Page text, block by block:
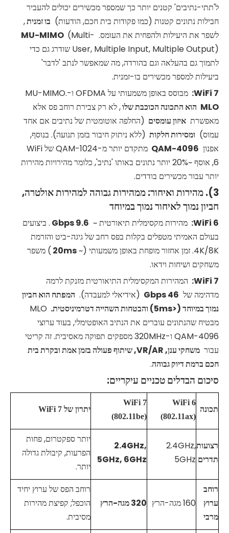
ל'תתי-נתיבים' קטנים יותר כך שמספר מכשירים יכולים להעביר
חבילות נתונים קטנות (כמו פקודות בית חכם, הודעות) בו זמנית,
לשפר את היעילות ולהפחית את העומס.
MU-MIMO (Multi-
User, Multiple Input, Multiple Output) שודרג גם כדי
לתמוך גם בהעלאה וגם בהורדה, מה שמאפשר לנתב 'לדבר'
ביעילות למספר מכשירים בו-זמנית.
WiFi 7:
מבוסס באופן משמעותי על OFDMA ו-MU-MIMO.
MLO הוא התכונה הכוכבת שלו
, לא רק צבירת רוחב פס אלא
מאפשרת איזון עומסים (החלפה אוטומטית של נתיבים אם אחד
עמוס) ומסירות חלקות (ללא ניתוק חיבור בזמן תנועה). בנוסף,
אפנון 4096-QAM
מתקדם יותר מ-1024-QAM של WiFi
6, אוסף ~20% יותר נתונים באותו 'נתיב', כלומר מהירויות מהירות
יותר עבור מכשירים בודדים.
3). מהירות ואיחור: ממהירות גבוהה למהירות אולטרה,
חביון נמוך לאיחור נמוך במיוחד
WiFi 6: מהירות מקסימלית תיאורטית ~ 9.6 Gbps
. ביצועים
בעולם האמיתי מטפלים בקלות בפס רחב של גיגה-ביט והזרמת
4K/8K. זמן אחזור מופחת באופן משמעותי (~
20ms ) משפר
משחקים ושיחות וידאו.
WiFi 7:
המהירות המקסימלית התיאורטית מזנקת לרמה
מדהימה של 46 Gbps (אידיאלי למעבדה). המפתח הוא חביון
נמוך במיוחד (<5ms) והבטחות השהייה דטרמיניסטית.
MLO
מבטיח שהנתונים עוברים את הנתיב האופטימלי, בעוד ערוצי
4096-QAM ו-320MHz מספקים תפוקה מאסיבית. זה קריטי
עבור
משחקי ענן, VR/AR, שיתוף פעולה בזמן אמת ובקרת בית
חכם ברמת דיוק גבוהה.
סיכום הבדלים טכניים עיקריים:
תכונה
WiFi 6
(802.11ax)
WiFi 7
(802.11be)
יתרון של WiFi 7
רצועות
תדרים
2.4GHz,
5GHz
2.4GHz,
5GHz, 6GHz
יותר ספקטרום, פחות
הפרעות, קיבולת גדולה
יותר.
רוחב
ערוץ
מרבי
160 מגה-הרץ 320 מגה-הרץ
רוחב הפס של ערוץ יחיד
הוכפל; קפיצת מהירות
מסיבית.